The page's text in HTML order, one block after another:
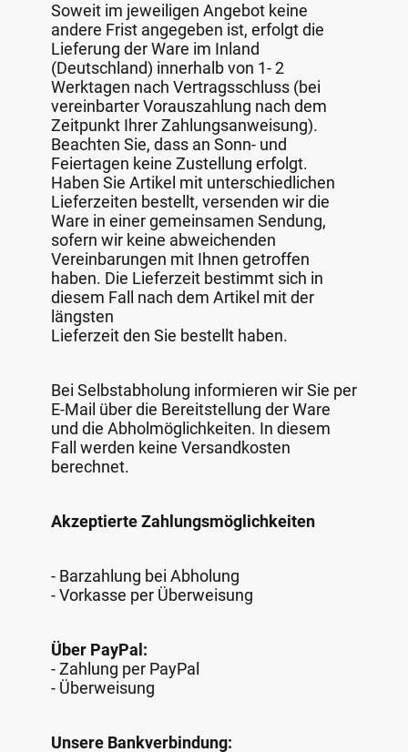
Soweit im jeweiligen Angebot keine
andere Frist angegeben ist, erfolgt die
Lieferung der Ware im Inland
(Deutschland) innerhalb von 1- 2
Werktagen nach Vertragsschluss (bei
vereinbarter Vorauszahlung nach dem
Zeitpunkt Ihrer Zahlungsanweisung).
Beachten Sie, dass an Sonn- und
Feiertagen keine Zustellung erfolgt.
Haben Sie Artikel mit unterschiedlichen
Lieferzeiten bestellt, versenden wir die
Ware in einer gemeinsamen Sendung,
sofern wir keine abweichenden
Vereinbarungen mit Ihnen getroffen
haben. Die Lieferzeit bestimmt sich in
diesem Fall nach dem Artikel mit der
längsten
Lieferzeit den Sie bestellt haben.
Bei Selbstabholung informieren wir Sie per
E-Mail über die Bereitstellung der Ware
und die Abholmöglichkeiten. In diesem
Fall werden keine Versandkosten
berechnet.
Akzeptierte Zahlungsmöglichkeiten
- Barzahlung bei Abholung
- Vorkasse per Überweisung
Über PayPal:
- Zahlung per PayPal
- Überweisung
Unsere Bankverbindung: